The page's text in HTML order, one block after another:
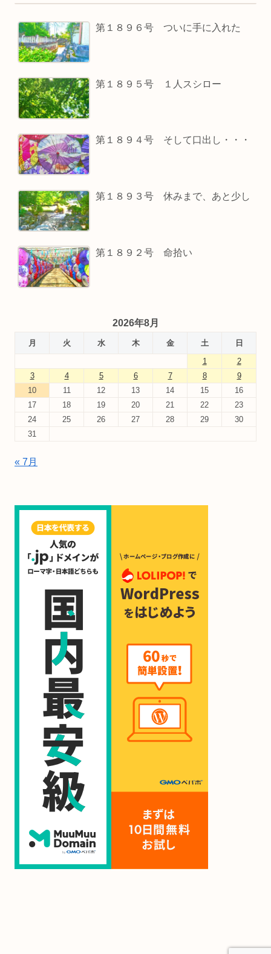
第１８９６号 ついに手に入れた
第１８９５号 １人スシロー
第１８９４号 そして口出し・・・
第１８９３号 休みまで、あと少し
第１８９２号 命拾い
2026年8月
月 火 水 木 金 土
日
1
2
3
4 5 6 7 8
9
10
11 12 13 14 15
16
17
18 19 20 21 22
23
24
25 26 27 28 29
30
31
« 7月